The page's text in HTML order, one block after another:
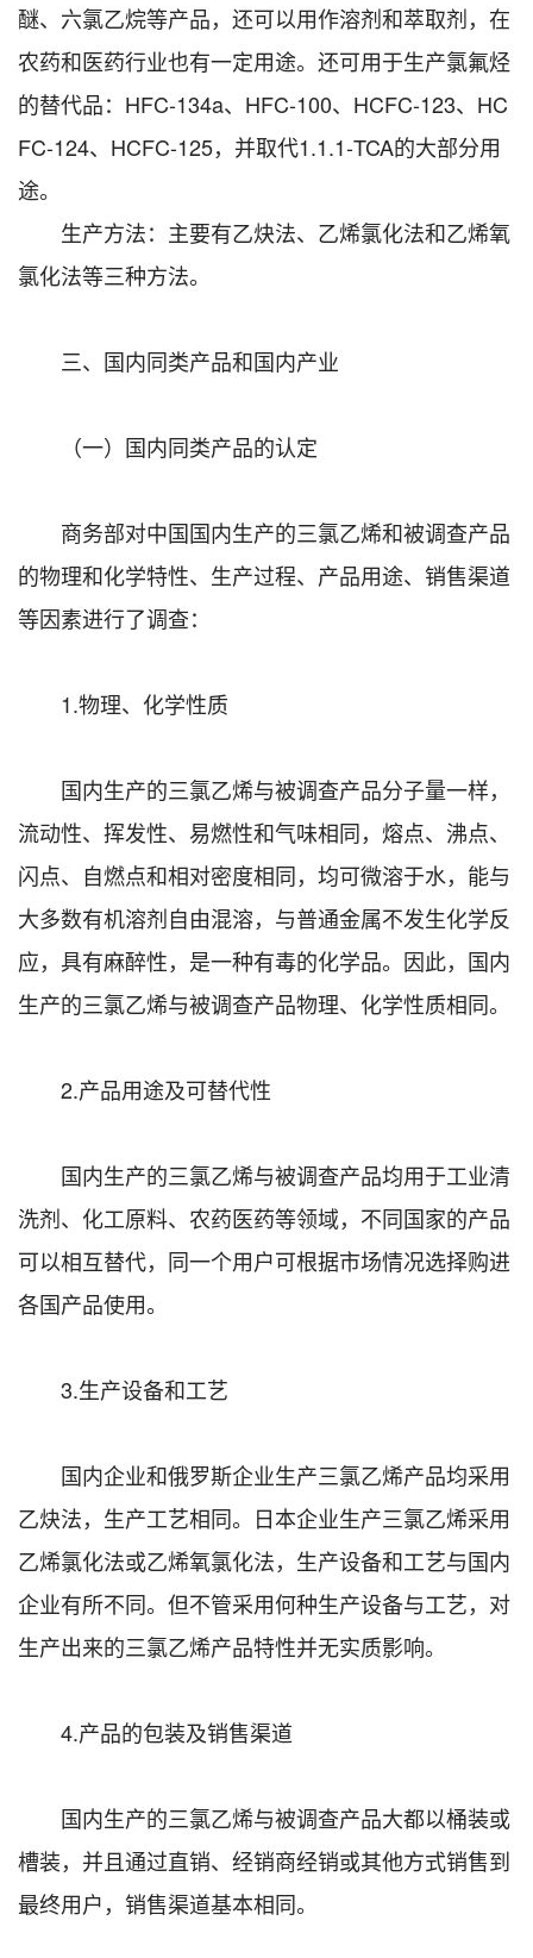
醚、六氯乙烷等产品，还可以用作溶剂和萃取剂，在
农药和医药行业也有一定用途。还可用于生产氯氟烃
的替代品：HFC-134a、HFC-100、HCFC-123、HC
FC-124、HCFC-125，并取代1.1.1-TCA的大部分用
途。
生产方法：主要有乙炔法、乙烯氯化法和乙烯氧
氯化法等三种方法。
三、国内同类产品和国内产业
（一）国内同类产品的认定
商务部对中国国内生产的三氯乙烯和被调查产品
的物理和化学特性、生产过程、产品用途、销售渠道
等因素进行了调查：
1.物理、化学性质
国内生产的三氯乙烯与被调查产品分子量一样，
流动性、挥发性、易燃性和气味相同，熔点、沸点、
闪点、自燃点和相对密度相同，均可微溶于水，能与
大多数有机溶剂自由混溶，与普通金属不发生化学反
应，具有麻醉性，是一种有毒的化学品。因此，国内
生产的三氯乙烯与被调查产品物理、化学性质相同。
2.产品用途及可替代性
国内生产的三氯乙烯与被调查产品均用于工业清
洗剂、化工原料、农药医药等领域，不同国家的产品
可以相互替代，同一个用户可根据市场情况选择购进
各国产品使用。
3.生产设备和工艺
国内企业和俄罗斯企业生产三氯乙烯产品均采用
乙炔法，生产工艺相同。日本企业生产三氯乙烯采用
乙烯氯化法或乙烯氧氯化法，生产设备和工艺与国内
企业有所不同。但不管采用何种生产设备与工艺，对
生产出来的三氯乙烯产品特性并无实质影响。
4.产品的包装及销售渠道
国内生产的三氯乙烯与被调查产品大都以桶装或
槽装，并且通过直销、经销商经销或其他方式销售到
最终用户，销售渠道基本相同。